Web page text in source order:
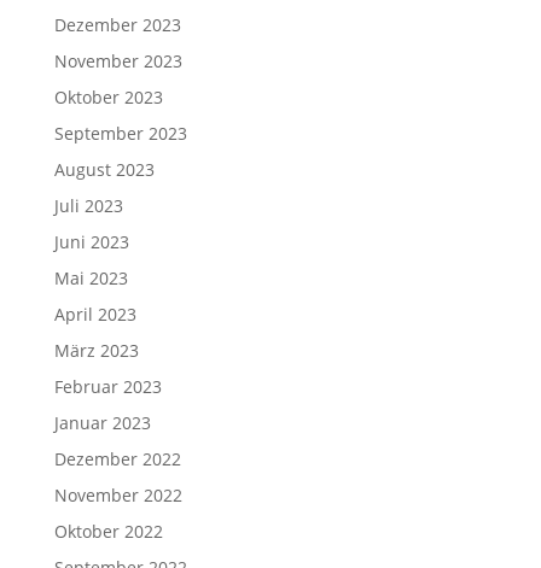
Dezember 2023
November 2023
Oktober 2023
September 2023
August 2023
Juli 2023
Juni 2023
Mai 2023
April 2023
März 2023
Februar 2023
Januar 2023
Dezember 2022
November 2022
Oktober 2022